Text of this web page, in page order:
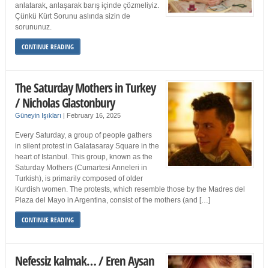
anlatarak, anlaşarak barış içinde çözmeliyiz.
Çünkü Kürt Sorunu aslında sizin de
sorununuz.
CONTINUE READING
The Saturday Mothers in Turkey
/ Nicholas Glastonbury
Güneyin Işıkları | February 16, 2025
Every Saturday, a group of people gathers
in silent protest in Galatasaray Square in the
heart of Istanbul. This group, known as the
Saturday Mothers (Cumartesi Anneleri in
Turkish), is primarily composed of older
Kurdish women. The protests, which resemble those by the Madres del
Plaza del Mayo in Argentina, consist of the mothers (and […]
CONTINUE READING
Nefessiz kalmak… / Eren Aysan